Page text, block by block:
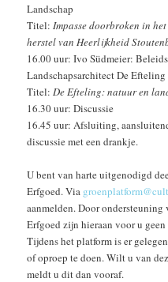
Landschap
Titel:Impasse doorbroken in
herstel van Heerlijkheid
16.00 uur: Ivo Südmeier:
Landschapsarchitect De Efteling
Titel:De Efteling: natuur en
16.30 uur: Discussie
16.45 uur: Afsluiting,
discussie met een drankje.
U bent van harte uitgenodigd
Erfgoed. Via
aanmelden. Door
Erfgoed zijn hieraan voor u
Tijdens het platform is er
of oproep te doen. Wilt u van
meldt u dit dan vooraf.